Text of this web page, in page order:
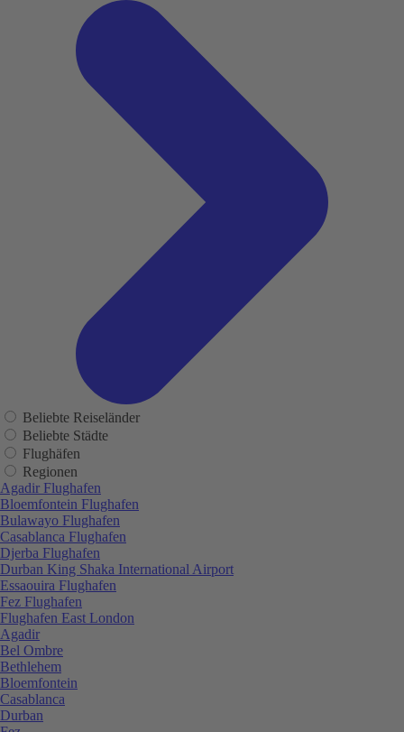
Beliebte Reiseländer
Beliebte Städte
Flughäfen
Regionen
Agadir Flughafen
Bloemfontein Flughafen
Bulawayo Flughafen
Casablanca Flughafen
Djerba Flughafen
Durban King Shaka International Airport
Essaouira Flughafen
Fez Flughafen
Flughafen East London
Agadir
Bel Ombre
Bethlehem
Bloemfontein
Casablanca
Durban